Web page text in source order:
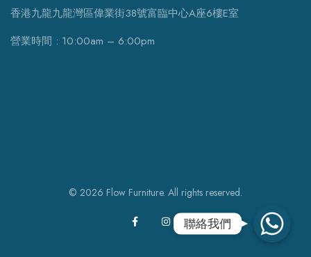
香港九龍九龍灣區偉業街38號富臨中心A座6樓E室
營業時間 : 10:00am – 6:00pm
© 2026 Flow Furniture. All rights reserved.
聯絡我們